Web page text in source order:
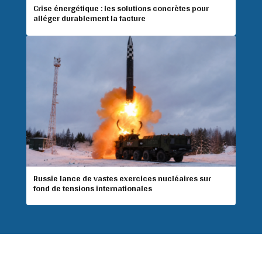
Crise énergétique : les solutions concrètes pour
alléger durablement la facture
Russie lance de vastes exercices nucléaires sur
fond de tensions internationales